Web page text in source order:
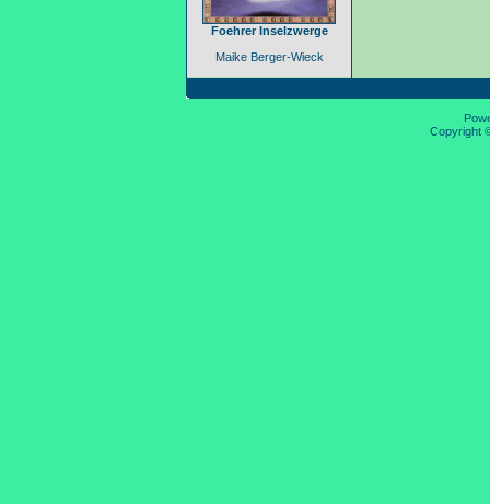
Foehrer Inselzwerge
Maike Berger-Wieck
Copyright